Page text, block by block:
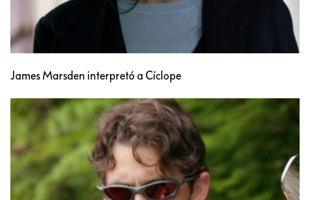
James Marsden interpretó a Cíclope